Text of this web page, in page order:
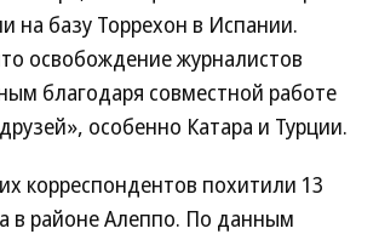
на базу Торрехон в Испании.
освобождение журналистов
благодаря совместной работе
особенно Катара и Турции.
корреспондентов похитили 13
в районе Алеппо. По данным